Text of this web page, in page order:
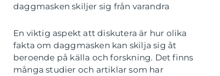
daggmasken skiljer sig från varandra
En viktig aspekt att diskutera är hur olika
fakta om daggmasken kan skilja sig åt
beroende på källa och forskning. Det finns
många studier och artiklar som har